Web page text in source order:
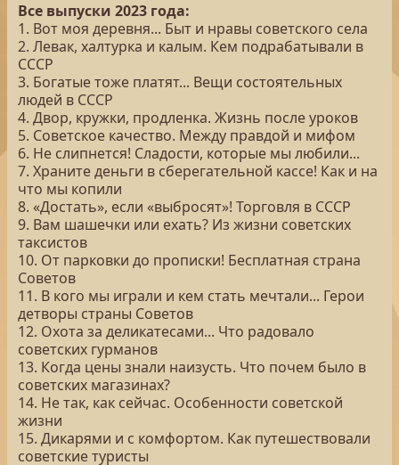
Все выпуски 2023 года:
1. Вот моя деревня... Быт и нравы советского села
2. Левак, халтурка и калым. Кем подрабатывали в
СССР
3. Богатые тоже платят... Вещи состоятельных
людей в СССР
4. Двор, кружки, продленка. Жизнь после уроков
5. Советское качество. Между правдой и мифом
6. Не слипнется! Сладости, которые мы любили...
7. Храните деньги в сберегательной кассе! Как и на
что мы копили
8. «Достать», если «выбросят»! Торговля в СССР
9. Вам шашечки или ехать? Из жизни советских
таксистов
10. От парковки до прописки! Бесплатная страна
Советов
11. В кого мы играли и кем стать мечтали... Герои
детворы страны Советов
12. Охота за деликатесами... Что радовало
советских гурманов
13. Когда цены знали наизусть. Что почем было в
советских магазинах?
14. Не так, как сейчас. Особенности советской
жизни
15. Дикарями и с комфортом. Как путешествовали
советские туристы